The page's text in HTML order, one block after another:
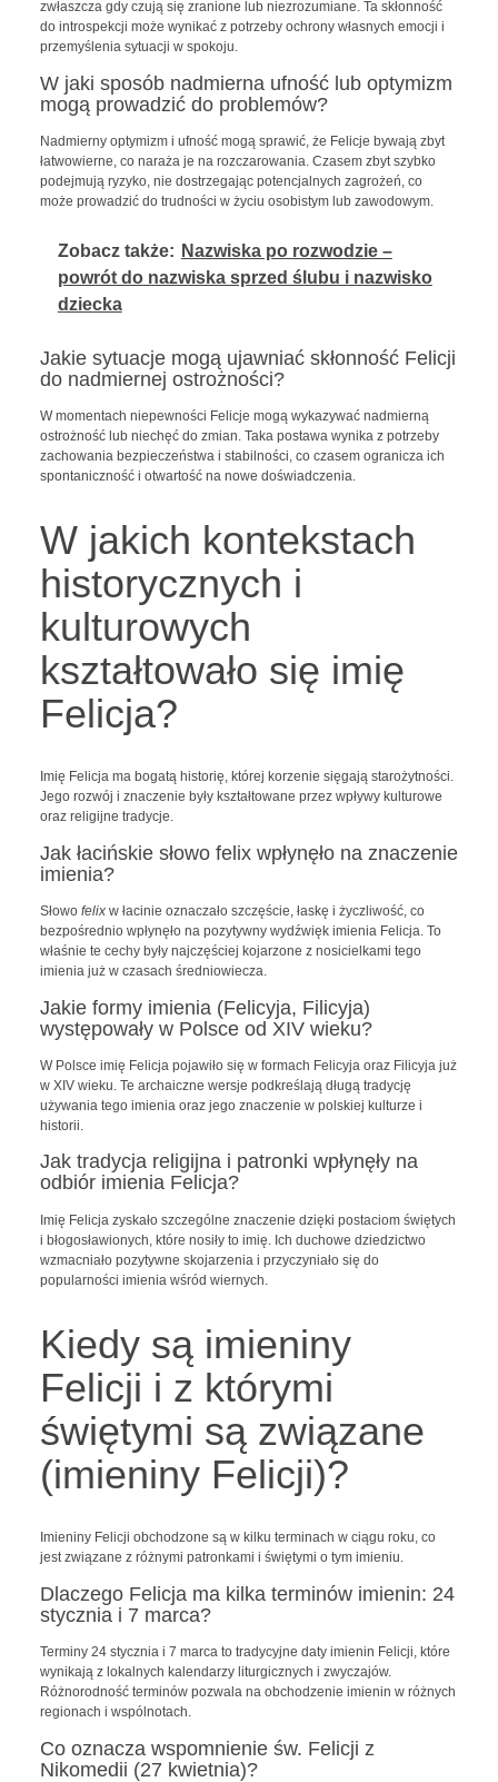
zwłaszcza gdy czują się zranione lub niezrozumiane. Ta skłonność
do introspekcji może wynikać z potrzeby ochrony własnych emocji i
przemyślenia sytuacji w spokoju.
W jaki sposób nadmierna ufność lub optymizm
mogą prowadzić do problemów?
Nadmierny optymizm i ufność mogą sprawić, że Felicje bywają zbyt
łatwowierne, co naraża je na rozczarowania. Czasem zbyt szybko
podejmują ryzyko, nie dostrzegając potencjalnych zagrożeń, co
może prowadzić do trudności w życiu osobistym lub zawodowym.
Zobacz także: Nazwiska po rozwodzie –
powrót do nazwiska sprzed ślubu i nazwisko
dziecka
Jakie sytuacje mogą ujawniać skłonność Felicji
do nadmiernej ostrożności?
W momentach niepewności Felicje mogą wykazywać nadmierną
ostrożność lub niechęć do zmian. Taka postawa wynika z potrzeby
zachowania bezpieczeństwa i stabilności, co czasem ogranicza ich
spontaniczność i otwartość na nowe doświadczenia.
W jakich kontekstach
historycznych i
kulturowych
kształtowało się imię
Felicja?
Imię Felicja ma bogatą historię, której korzenie sięgają starożytności.
Jego rozwój i znaczenie były kształtowane przez wpływy kulturowe
oraz religijne tradycje.
Jak łacińskie słowo felix wpłynęło na znaczenie
imienia?
Słowo felixw łacinie oznaczało szczęście, łaskę i życzliwość, co
bezpośrednio wpłynęło na pozytywny wydźwięk imienia Felicja. To
właśnie te cechy były najczęściej kojarzone z nosicielkami tego
imienia już w czasach średniowiecza.
Jakie formy imienia (Felicyja, Filicyja)
występowały w Polsce od XIV wieku?
W Polsce imię Felicja pojawiło się w formach Felicyja oraz Filicyja już
w XIV wieku. Te archaiczne wersje podkreślają długą tradycję
używania tego imienia oraz jego znaczenie w polskiej kulturze i
historii.
Jak tradycja religijna i patronki wpłynęły na
odbiór imienia Felicja?
Imię Felicja zyskało szczególne znaczenie dzięki postaciom świętych
i błogosławionych, które nosiły to imię. Ich duchowe dziedzictwo
wzmacniało pozytywne skojarzenia i przyczyniało się do
popularności imienia wśród wiernych.
Kiedy są imieniny
Felicji i z którymi
świętymi są związane
(imieniny Felicji)?
Imieniny Felicji obchodzone są w kilku terminach w ciągu roku, co
jest związane z różnymi patronkami i świętymi o tym imieniu.
Dlaczego Felicja ma kilka terminów imienin: 24
stycznia i 7 marca?
Terminy 24 stycznia i 7 marca to tradycyjne daty imienin Felicji, które
wynikają z lokalnych kalendarzy liturgicznych i zwyczajów.
Różnorodność terminów pozwala na obchodzenie imienin w różnych
regionach i wspólnotach.
Co oznacza wspomnienie św. Felicji z
Nikomedii (27 kwietnia)?